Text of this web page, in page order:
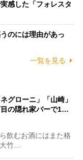
感した「フォレスタ
のには理由があっ
一覧を見る
グローニ」「山崎」
目の隠れ家バーで1…
飲むお酒にはまた格
竹…